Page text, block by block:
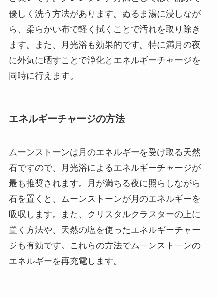
優しく洗う方法があります。ぬるま湯に浸しなが
ら、柔らかい布で軽く拭くことで汚れを取り除き
ます。また、月光浴も効果的です。特に満月の夜
に外気に晒すことで浄化とエネルギーチャージを
同時に行えます。
エネルギーチャージの方法
ムーンストーンは月のエネルギーを受け取る天然
石ですので、月光浴によるエネルギーチャージが
最も推奨されます。月が満ちる夜に照らしながら
石を置くと、ムーンストーンが月のエネルギーを
吸収します。また、クリスタルクラスターの上に
置く方法や、天然の塩を使ったエネルギーチャー
ジも有効です。これらの方法でムーンストーンの
エネルギーを再充電します。